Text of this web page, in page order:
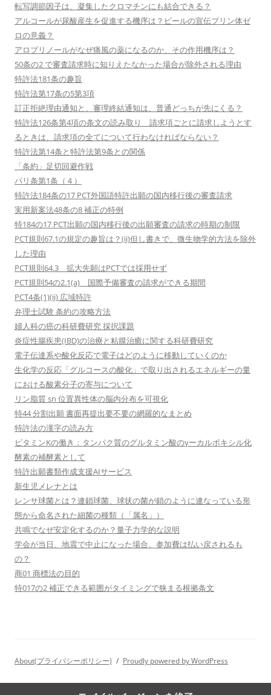
転写調節因子は、凝集したクロマチンにも結合できる？
アルコールが尿酸産生を促進する機序は？ビールの宣伝プリン体ゼ
ロの意義？
アロプリノールがなぜ痛風の薬になるのか、その作用機序は？
50条の2 で審査請求時に知りえたなかった場合が除外される理由
特許法181条の趣旨
特許法第17条の5第3項
訂正拒絶理由通知と、審理終結通知は、普通どっちが先にくる？
特許法126条第4項の条文の読み取り 請求項ごとに請求しようとす
るときは、請求項の全てについて行わなければならない？
特許法第14条と特許法第9条との関係
「条約」足切回避作戦
パリ条第1条（４）
特許法184条の17 PCT外国語特許出願の国内移行後の審査請求
実用新案法48条の8 補正の特例
特184の17 PCT出願の国内移行後の出願審査の請求の時期の制限
PCT規則67.1の規定の趣旨は？(ii)但し書きで、微生物学的方法を除外
した理由
PCT規則64.3 拡大先願はPCTでは採用せず
PCT規則54の2.1(a) 国際予備審査の請求ができる期間
PCT4条(1)(ii) 広域特許
弁理士試験 条約の攻略方法
婦人科の癌の科研費研究 採択課題
炎症性腸疾患(IBD)の治療と粘膜治癒に関する科研費研究
電子伝達系や酸化反応で電子はどのように移動していくのか
生化学の反応「グルコースの酸化」で取り出されるエネルギーの量
における酸素分子の寄与について
リン脂質 sn 位置異性体の脳内分布を可視化
特44 分割出願 書面再提出要不要の網羅的なまとめ
特許法の漢字の読み方
ビタミンKの働き：タンパク質のグルタミン酸のγーカルボキシル化
酵素の補酵素として
特許出願書類作成支援AIサービス
新生児メレナとは
レンサ球菌とは？連鎖球菌、球状の菌が鎖のように連なっている形
態から命名された細菌の種類（「属名」）
共鳴でなぜ安定化するのか？量子力学的な説明
学会が当日、地震で中止になった場合、参加費は払い戻されるも
の？
商01 商標法の目的
特017の2 補正できる範囲がタイミングで狭まる根拠条文
About(プライバシーポリシー) Proudly powered by WordPress